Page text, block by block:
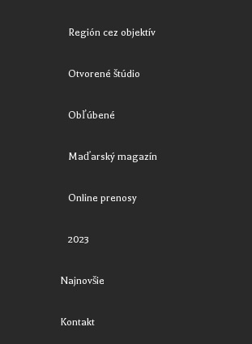
Región cez objektív
Otvorené štúdio
Obľúbené
Maďarský magazín
Online prenosy
2023
Najnovšie
Kontakt